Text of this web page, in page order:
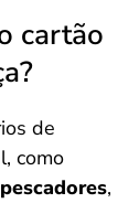
cartão
de
como
,